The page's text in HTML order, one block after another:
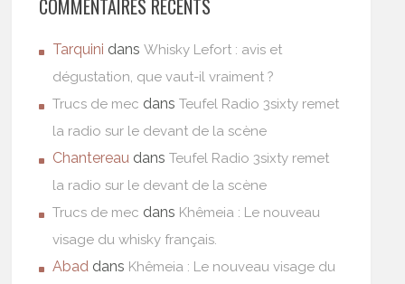
COMMENTAIRES RÉCENTS
Tarquini dansWhisky Lefort : avis et
dégustation, que vaut-il vraiment ?
Trucs de mec dansTeufel Radio 3sixty remet
la radio sur le devant de la scène
Chantereau dansTeufel Radio 3sixty remet
la radio sur le devant de la scène
Trucs de mec dans Khêmeia : Le nouveau
visage du whisky français.
Abad dans Khêmeia : Le nouveau visage du